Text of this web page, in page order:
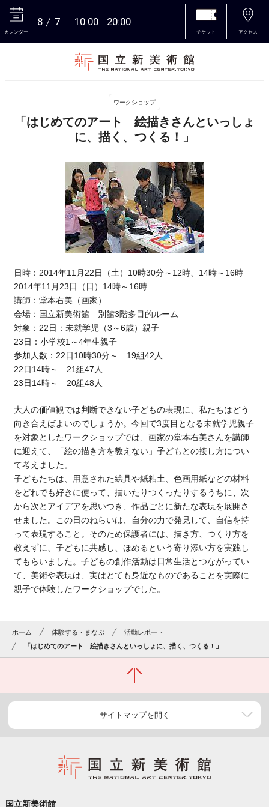
カレンダー
8 7 10:00 20:00
チケット アクセス
ワークショップ
「はじめてのアート 絵描きさんといっしょ
に、描く、つくる！」
日時：2014年11月22日（土）10時30分～12時、14時～16時
2014年11月23日（日）14時～16時
講師：堂本右美（画家）
会場：国立新美術館 別館3階多目的ルーム
対象：22日：未就学児（3～6歳）親子
23日：小学校1～4年生親子
参加人数：22日10時30分～ 19組42人
22日14時～ 21組47人
23日14時～ 20組48人
大人の価値観では判断できない子どもの表現に、私たちはどう
向き合えばよいのでしょうか。今回で3度目となる未就学児親子
を対象としたワークショップでは、画家の堂本右美さんを講師
に迎えて、「絵の描き方を教えない」子どもとの接し方につい
て考えました。
子どもたちは、用意された絵具や紙粘土、色画用紙などの材料
をどれでも好きに使って、描いたりつくったりするうちに、次
から次とアイデアを思いつき、作品ごとに新たな表現を展開さ
せました。この日のねらいは、自分の力で発見して、自信を持
って表現すること。そのため保護者には、描き方、つくり方を
教えずに、子どもに共感し、ほめるという寄り添い方を実践し
てもらいました。子どもの創作活動は日常生活とつながってい
て、美術や表現は、実はとても身近なものであることを実際に
親子で体験したワークショップでした。
ホーム 体験する・まなぶ
活動レポート
「はじめてのアート 絵描きさんといっしょに、描く、つくる！」
サイトマップを開く
国立新美術館